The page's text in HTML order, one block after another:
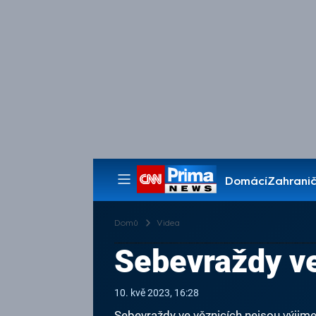
Domácí
Pořady
Domů Videa
Sebevraždy
10. kvě 2023, 16:28